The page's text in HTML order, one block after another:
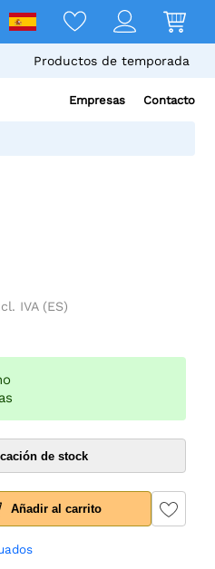
Productos de temporada
Empresas Contacto
IVA (ES)
de stock
Añadir al carrito